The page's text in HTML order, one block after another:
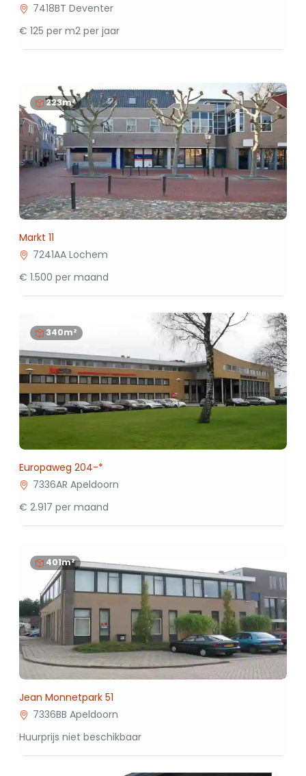
7418BT Deventer
€ 125 per m2 per jaar
223m²
Markt 11
7241AA Lochem
€ 1.500 per maand
340m²
Europaweg 204-*
7336AR Apeldoorn
€ 2.917 per maand
401m²
Jean Monnetpark 51
7336BB Apeldoorn
Huurprijs niet beschikbaar